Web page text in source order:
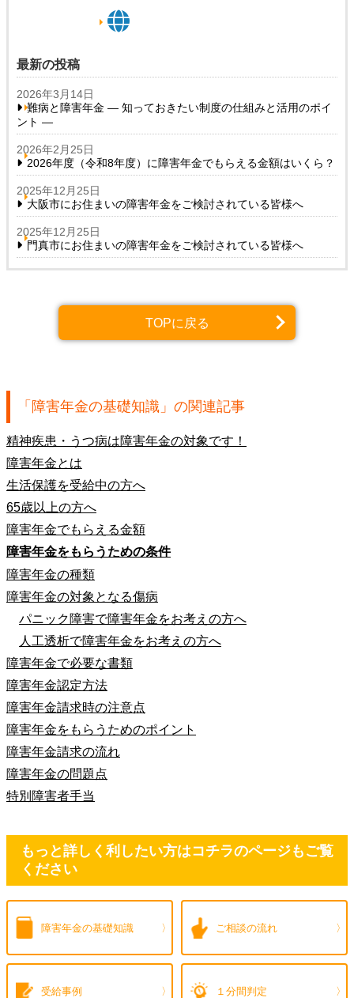
最新の投稿
2026年3月14日
難病と障害年金 ― 知っておきたい制度の仕組みと活用のポイ
ント ―
2026年2月25日
2026年度（令和8年度）に障害年金でもらえる金額はいくら？
2025年12月25日
大阪市にお住まいの障害年金をご検討されている皆様へ
2025年12月25日
門真市にお住まいの障害年金をご検討されている皆様へ
TOPに戻る
「 障害年金の基礎知識」の関連記事
精神疾患・うつ病は障害年金の対象です！
障害年金とは
生活保護を受給中の方へ
65歳以上の方へ
障害年金でもらえる金額
障害年金をもらうための条件
障害年金の種類
障害年金の対象となる傷病
パニック障害で障害年金をお考えの方へ
人工透析で障害年金をお考えの方へ
障害年金で必要な書類
障害年金認定方法
障害年金請求時の注意点
障害年金をもらうためのポイント
障害年金請求の流れ
障害年金の問題点
特別障害者手当
もっと詳しく利したい方はコチラのページもご覧
ください
障害年金の基礎知識 ご相談の流れ
受給事例 １分間判定